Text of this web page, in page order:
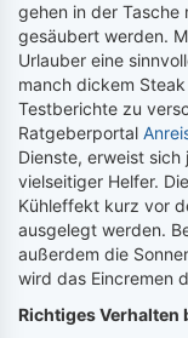
gehen in der Tasche
gesäubert werden.
Urlauber eine
manch dickem
Testberichte zu
Ratgeberportal
Dienste, erweist
vielseitiger Helfer.
Kühleffekt kurz vor
ausgelegt werden.
außerdem die
wird das Eincremen
Richtiges Verhalten